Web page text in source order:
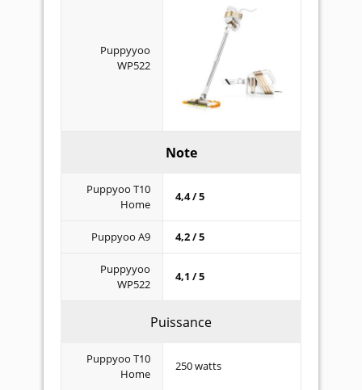
Puppyyoo
WP522
Note
Puppyoo T10
Home
4,4 / 5
Puppyoo A9 4,2 / 5
Puppyyoo
WP522
4,1 / 5
Puissance
Puppyoo T10
Home
250 watts